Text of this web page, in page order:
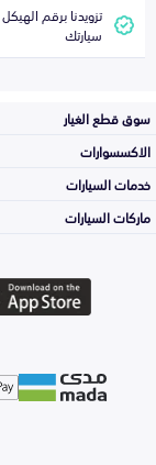
سيارتك
سوق قطع الغيار
الاكسسوارات
خدمات السيارات
ماركات السيارات